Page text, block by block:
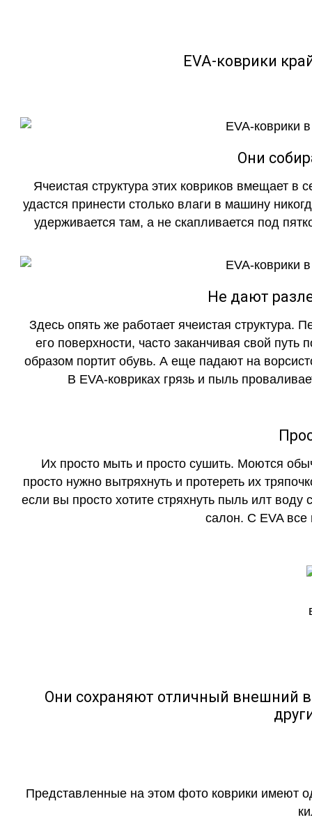
EVA-коврики
Они
Ячеистая структура этих ковриков вмещает в
удастся принести столько влаги в машину
удерживается там, а не скапливается под
Не дают
Здесь опять же работает ячеистая структура.
его поверхности, часто заканчивая свой
образом портит обувь. А еще падают на
В EVA-ковриках грязь и пыль
Их просто мыть и просто сушить. Моются
просто нужно вытряхнуть и протереть их
если вы просто хотите стряхнуть пыль илт воду
салон. С EVA все
Они сохраняют отличный внешний
Представленные на этом фото коврики имеют